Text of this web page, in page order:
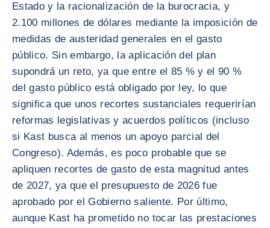
Estado y la racionalización de la burocracia, y
2.100 millones de dólares mediante la imposición de
medidas de austeridad generales en el gasto
público. Sin embargo, la aplicación del plan
supondrá un reto, ya que entre el 85 % y el 90 %
del gasto público está obligado por ley, lo que
significa que unos recortes sustanciales requerirían
reformas legislativas y acuerdos políticos (incluso
si Kast busca al menos un apoyo parcial del
Congreso). Además, es poco probable que se
apliquen recortes de gasto de esta magnitud antes
de 2027, ya que el presupuesto de 2026 fue
aprobado por el Gobierno saliente. Por último,
aunque Kast ha prometido no tocar las prestaciones